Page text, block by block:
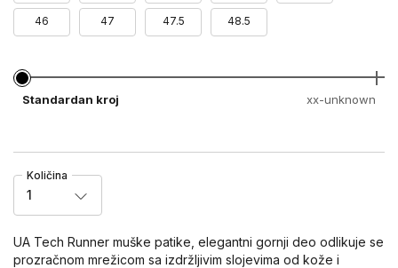
46 47 47.5 48.5
Standardan kroj xx-unknown
Količina
1
UA Tech Runner muške patike, elegantni gornji deo odlikuje se
prozračnom mrežicom sa izdržljivim slojevima od kože i